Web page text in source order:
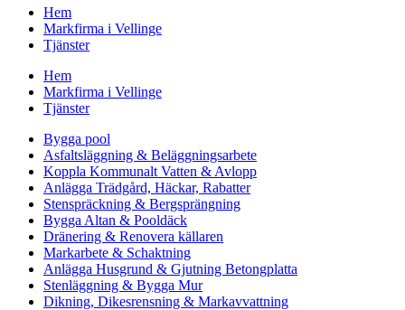
Hem
Markfirma i Vellinge
Tjänster
Hem
Markfirma i Vellinge
Tjänster
Bygga pool
Asfaltsläggning & Beläggningsarbete
Koppla Kommunalt Vatten & Avlopp
Anlägga Trädgård, Häckar, Rabatter
Stenspräckning & Bergsprängning
Bygga Altan & Pooldäck
Dränering & Renovera källaren
Markarbete & Schaktning
Anlägga Husgrund & Gjutning Betongplatta
Stenläggning & Bygga Mur
Dikning, Dikesrensning & Markavvattning